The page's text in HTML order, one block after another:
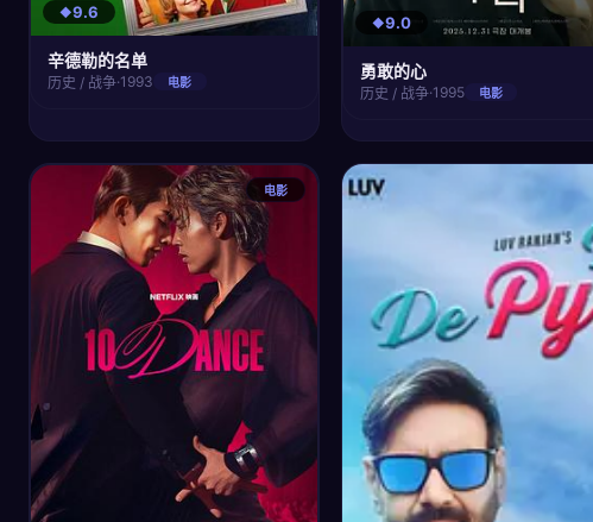
9.6
辛德勒的名单
历史 / 战争·1993 电影
9.0
勇敢的心
历史 / 战争·1995 电影
电影